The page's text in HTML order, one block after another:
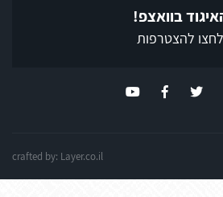
בוואצפ!
לחצו להצטרפות
crafted by: Layer.co.il